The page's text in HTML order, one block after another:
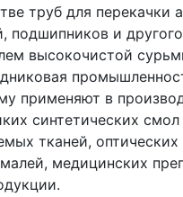
труб для перекачки
подшипников и
высокочистой
применяют в
синтетических
тканей, оптических
медицинских